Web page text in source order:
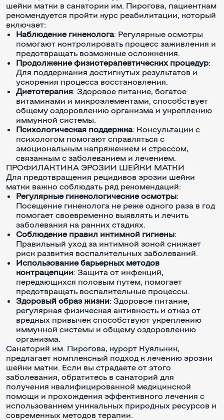
шейки матки в санатории им. Пирогова, пациенткам
рекомендуется пройти курс реабилитации, который
включает:
Наблюдение гинеколога: Регулярные осмотры
помогают контролировать процесс заживления и
предотвращать возможные осложнения.
Продолжение физиотерапевтических процедур:
Для поддержания достигнутых результатов и
ускорения процесса восстановления.
Диетотерапия: Здоровое питание, богатое
витаминами и микроэлементами, способствует
общему оздоровлению организма и укреплению
иммунной системы.
Психологическая поддержка: Консультации с
психологом помогают справляться с
эмоциональным напряжением и стрессом,
связанным с заболеванием и лечением.
ПРОФИЛАКТИКА ЭРОЗИИ ШЕЙКИ МАТКИ
Для предотвращения рецидивов эрозии шейки
матки важно соблюдать ряд рекомендаций:
Регулярные гинекологические осмотры:
Посещение гинеколога не реже одного раза в год
помогает своевременно выявлять и лечить
заболевания на ранних стадиях.
Соблюдение правил интимной гигиены:
Правильный уход за интимной зоной снижает
риск развития воспалительных заболеваний.
Использование барьерных методов
контрацепции: Защита от инфекций,
передающихся половым путем, помогает
предотвращать воспалительные процессы.
Здоровый образ жизни: Здоровое питание,
регулярная физическая активность и отказ от
вредных привычек способствуют укреплению
иммунной системы и общему оздоровлению
организма.
Санаторий им. Пирогова, курорт Куяльник,
предлагает комплексный подход к лечению эрозии
шейки матки. Если вы страдаете от этого
заболевания, обратитесь в санаторий для
получения квалифицированной медицинской
помощи и прохождения эффективного лечения с
использованием уникальных природных ресурсов и
современных методов терапии.